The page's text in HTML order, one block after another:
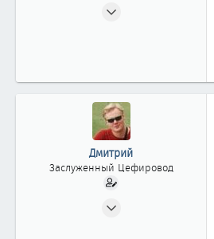
Барнаул
Дмитрий
Заслуженный Цефировод